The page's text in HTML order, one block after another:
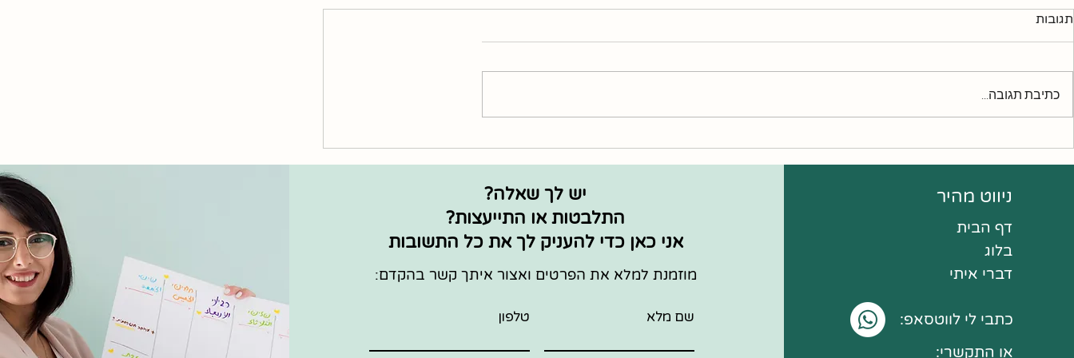
תגובות
כתיבת תגובה...
יש לך שאלה?
התלבטות או התייעצות?
אני כאן כדי להעניק לך את כל התשובות
מוזמנת למלא את הפרטים ואצור איתך קשר בהקדם:
ניווט מהיר
דף הבית
בלוג
דברי איתי
כתבי לי לווטסאפ:
או התקשרי:
טלפון שם מלא